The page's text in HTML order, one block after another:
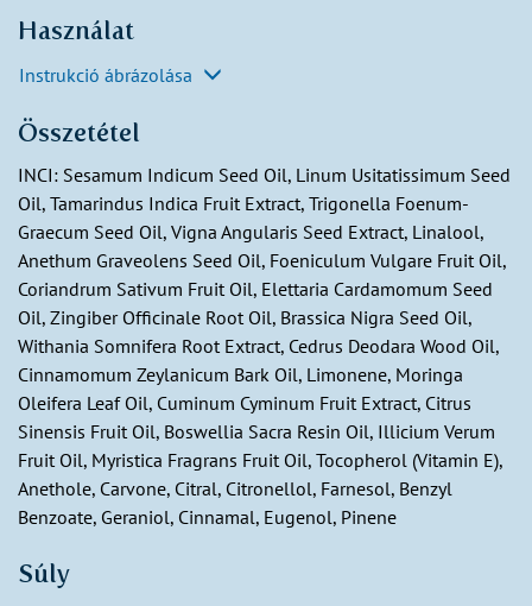
Használat
Instrukció ábrázolása
Összetétel
INCI: Sesamum Indicum Seed Oil, Linum Usitatissimum Seed
Oil, Tamarindus Indica Fruit Extract, Trigonella Foenum-
Graecum Seed Oil, Vigna Angularis Seed Extract, Linalool,
Anethum Graveolens Seed Oil, Foeniculum Vulgare Fruit Oil,
Coriandrum Sativum Fruit Oil, Elettaria Cardamomum Seed
Oil, Zingiber Officinale Root Oil, Brassica Nigra Seed Oil,
Withania Somnifera Root Extract, Cedrus Deodara Wood Oil,
Cinnamomum Zeylanicum Bark Oil, Limonene, Moringa
Oleifera Leaf Oil, Cuminum Cyminum Fruit Extract, Citrus
Sinensis Fruit Oil, Boswellia Sacra Resin Oil, Illicium Verum
Fruit Oil, Myristica Fragrans Fruit Oil, Tocopherol (Vitamin E),
Anethole, Carvone, Citral, Citronellol, Farnesol, Benzyl
Benzoate, Geraniol, Cinnamal, Eugenol, Pinene
Súly